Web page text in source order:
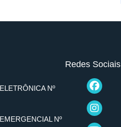
Nº
Nº
Redes Sociais